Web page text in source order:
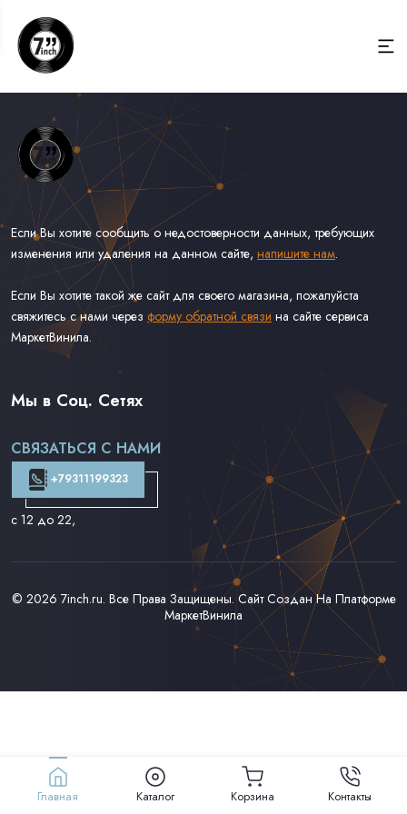
Если Вы хотите сообщить о недостоверности данных, требующих
изменения или удаления на данном сайте, напишите нам.
Если Вы хотите такой же сайт для своего магазина, пожалуйста
свяжитесь с нами через форму обратной связи на сайте сервиса
МаркетВинила.
Весь Каталог Винила на 7''
Рок на 7''
Доставка и Оплата
Контакты
Мы в Соц. Сетях
СВЯЗАТЬСЯ С НАМИ
+79311199323
с 12 до 22,
© 2026 7inch.ru. Все Права Защищены. Сайт Создан На Платформе
МаркетВинила
Главная Каталог Корзина Контакты